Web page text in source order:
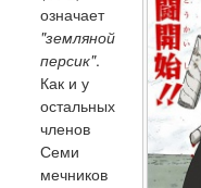
означает
"земляной
персик".
Как и у
остальных
членов
Семи
мечников